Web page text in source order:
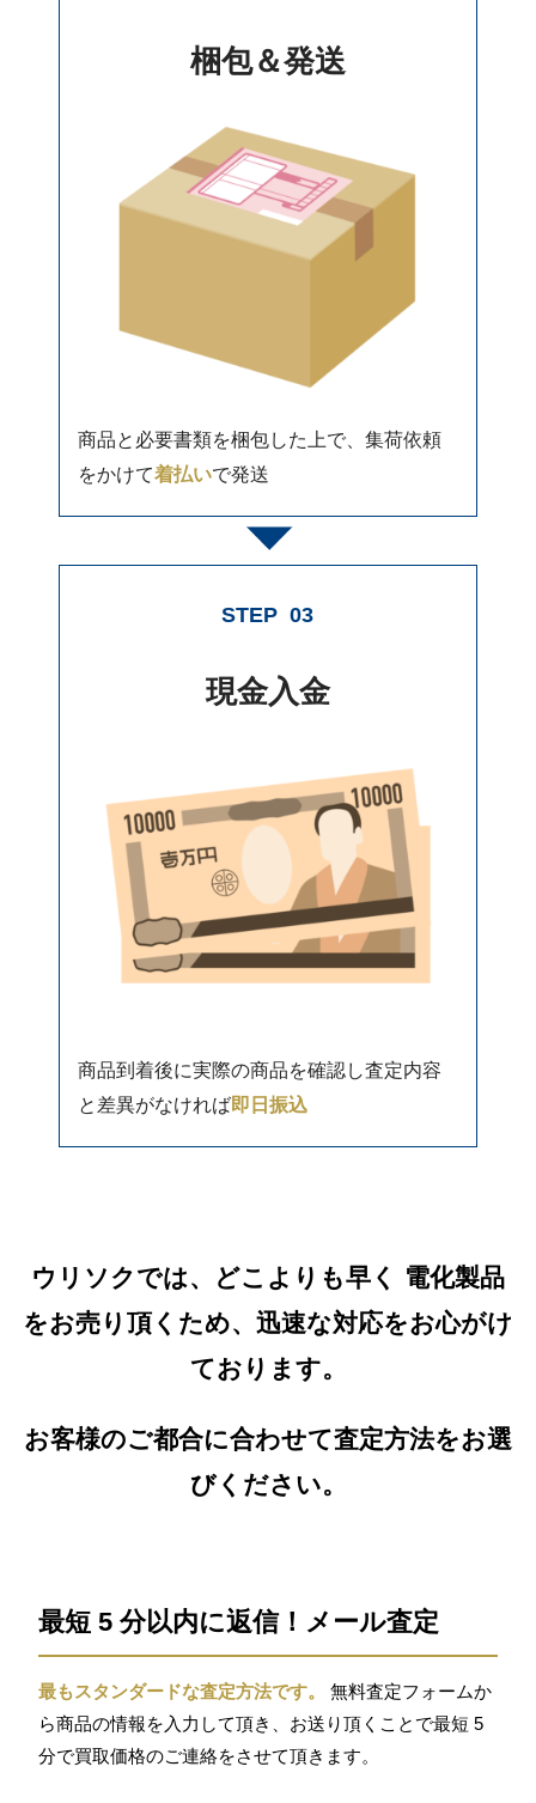
梱包＆発送
商品と必要書類を梱包した上で、集荷依頼
をかけて着払いで発送
STEP 03
現金入金
商品到着後に実際の商品を確認し査定内容
と差異がなければ即日振込
ウリソクでは、どこよりも早く 電化製品
をお売り頂くため、迅速な対応をお心がけ
ております。
お客様のご都合に合わせて査定方法をお選
びください。
最短 5 分以内に返信！メール査定
最もスタンダードな査定方法です。
無料査定フォームか
ら商品の情報を入力して頂き、お送り頂くことで最短 5
分で買取価格のご連絡をさせて頂きます。